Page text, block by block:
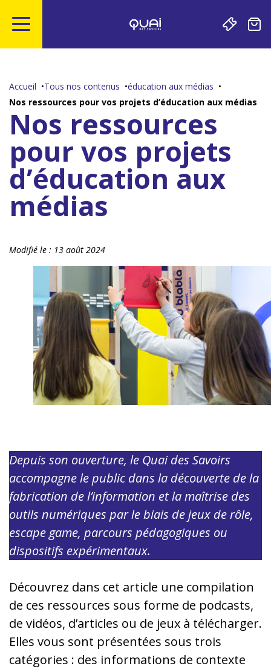
contenu
page
Accueil Tous nos contenus
éducation aux médias
Nos ressources pour vos projets d’éducation aux médias
Nos ressources
pour vos projets
d’éducation aux
médias
Modifié le : 13 août 2024
Depuis son ouverture, le Quai des Savoirs
accompagne le public dans la découverte de la
fabrication de l’information et la maîtrise des
outils numériques par le biais de jeux de rôle,
escape game, parcours pédagogiques ou
dispositifs expérimentaux.
Découvrez dans cet article une compilation
de ces ressources sous forme de podcasts,
de vidéos, d’articles ou de jeux à télécharger.
Elles vous sont présentées sous trois
catégories : des informations de contexte